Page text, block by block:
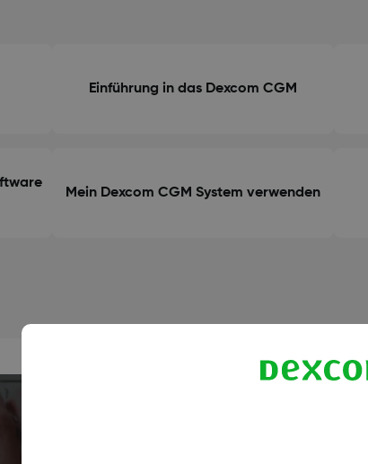
Einführung in das Dexcom CGM
Mein Dexcom CGM System verwenden